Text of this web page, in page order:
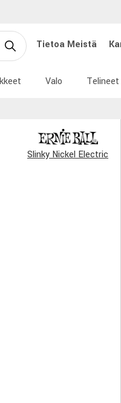
Tietoa Meistä
Valo Telineet
Slinky Nickel Electric